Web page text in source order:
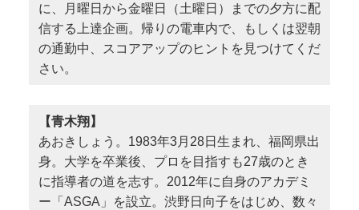
に、月曜日から金曜日（土曜日）までの夕方に配
信する上達企画。帰りの電車内で、もしくは翌朝
の通勤中、スコアアップのヒントを見つけてくだ
さい。
【青木翔】
あおきしょう。1983年3月28日生まれ、福岡県出
身。大学を卒業後、プロを目指すも27歳のとき
に指導者の道を志す。2012年に自身のアカデミ
ー「ASGA」を設立。渋野日向子をはじめ、数々